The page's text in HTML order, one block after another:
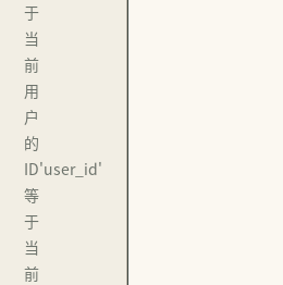
于
当
前
用
户
的
ID'user_id'
等
于
当
前